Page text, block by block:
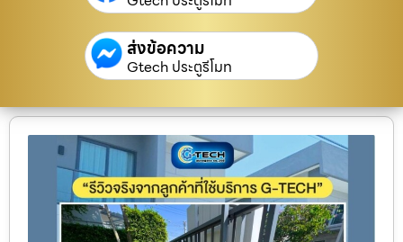
ส่งข้อความ
Gtech ประตูรีโมท